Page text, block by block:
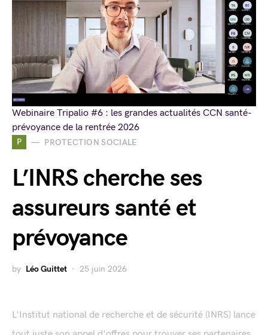
P PROTECTION SOCIALE
L’INRS cherche ses
assureurs santé et
prévoyance
by Léo Guittet 25 juin 2026
L'Institut national de recherche et de sécurité (INRS) lance
Webinaire Tripalio #6 : les grandes actualités CCN santé-
prévoyance de la rentrée 2026